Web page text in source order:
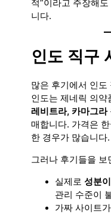
적”이라고 주장해
니다.
인도 직구
많은 후기에서 인도
인도는 제네릭 의약
레비트라, 카마그라
매합니다. 가격은
한 경우가 많습니다.
그러나 후기들을 보
실제로 성분
관리 수준이
가짜 사이트